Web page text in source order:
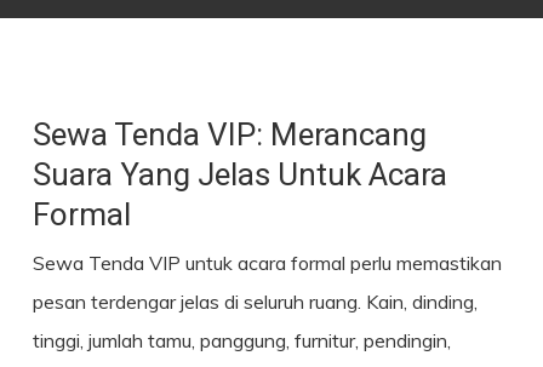
Sewa Tenda VIP: Merancang
Suara Yang Jelas Untuk Acara
Formal
Sewa Tenda VIP untuk acara formal perlu memastikan
pesan terdengar jelas di seluruh ruang. Kain, dinding,
tinggi, jumlah tamu, panggung, furnitur, pendingin,